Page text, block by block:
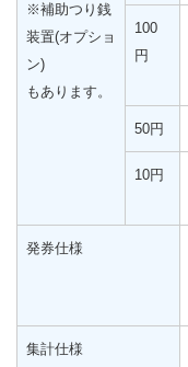
※補助つり銭
装置(オプショ
ン)
もあります。
100
円
50円
10円
発券仕様
集計仕様